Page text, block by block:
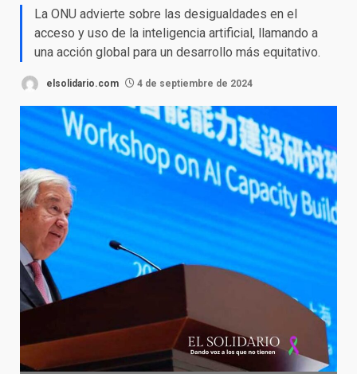
La ONU advierte sobre las desigualdades en el
acceso y uso de la inteligencia artificial, llamando a
una acción global para un desarrollo más equitativo.
elsolidario.com 4 de septiembre de 2024